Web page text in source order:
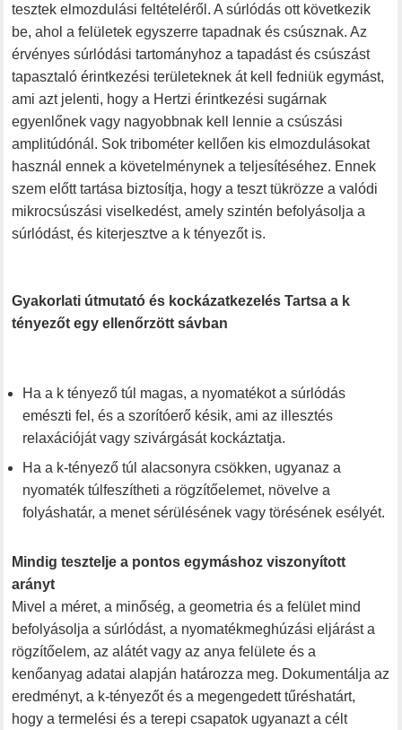
tesztek elmozdulási feltételéről. A súrlódás ott következik
be, ahol a felületek egyszerre tapadnak és csúsznak. Az
érvényes súrlódási tartományhoz a tapadást és csúszást
tapasztaló érintkezési területeknek át kell fedniük egymást,
ami azt jelenti, hogy a Hertzi érintkezési sugárnak
egyenlőnek vagy nagyobbnak kell lennie a csúszási
amplitúdónál. Sok tribométer kellően kis elmozdulásokat
használ ennek a követelménynek a teljesítéséhez. Ennek
szem előtt tartása biztosítja, hogy a teszt tükrözze a valódi
mikrocsúszási viselkedést, amely szintén befolyásolja a
súrlódást, és kiterjesztve a k tényezőt is.
Gyakorlati útmutató és kockázatkezelés Tartsa a k
tényezőt egy ellenőrzött sávban
Ha a k tényező túl magas, a nyomatékot a súrlódás
emészti fel, és a szorítóerő késik, ami az illesztés
relaxációját vagy szivárgását kockáztatja.
Ha a k-tényező túl alacsonyra csökken, ugyanaz a
nyomaték túlfeszítheti a rögzítőelemet, növelve a
folyáshatár, a menet sérülésének vagy törésének esélyét.
Mindig tesztelje a pontos egymáshoz viszonyított
arányt
Mivel a méret, a minőség, a geometria és a felület mind
befolyásolja a súrlódást, a nyomatékmeghúzási eljárást a
rögzítőelem, az alátét vagy az anya felülete és a
kenőanyag adatai alapján határozza meg. Dokumentálja az
eredményt, a k-tényezőt és a megengedett tűréshatárt,
hogy a termelési és a terepi csapatok ugyanazt a célt